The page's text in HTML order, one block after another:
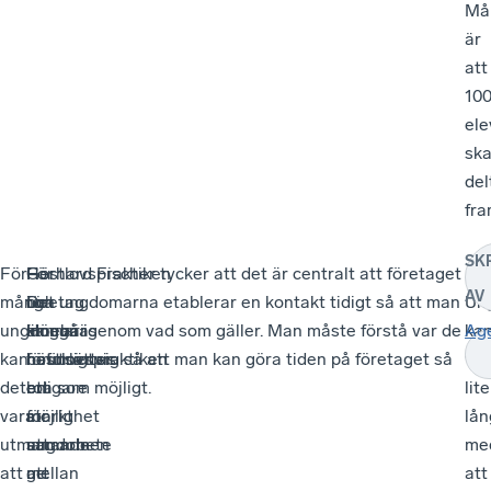
är
att
100
ska
För
många
ungdomar
kan
det
vara
utmanande
att
Höstlovspraktiken
i
Höganäs
förutsätter
ett
starkt
samarbete
mellan
–
Det
är
naturligtvis
roligare
för
ungdomen
att
För
företag
innebär
höstlovspraktiken
en
möjlighet
att
ge
Gerhard Fischer tycker att det är centralt att företaget
och ungdomarna etablerar en kontakt tidigt så att man
kan gå igenom vad som gäller. Man måste förstå var de
befinner sig så att man kan göra tiden på företaget så
bra som möjligt.
–
lite
att
AV